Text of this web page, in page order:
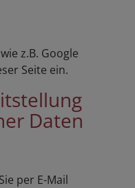
z.B. Google
Seite ein.
Daten
per E-Mail